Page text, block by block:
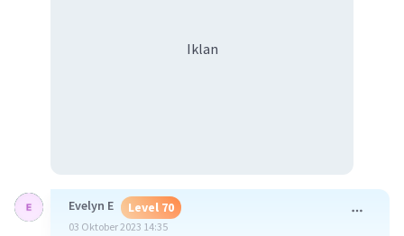
Iklan
Evelyn E Level 70
03 Oktober 2023 14:35